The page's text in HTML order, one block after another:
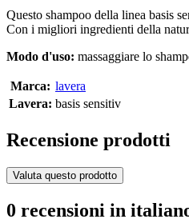
Questo shampoo della linea basis
Con i migliori ingredienti della
Modo d'uso: massaggiare lo
Marca: lavera
Lavera: basis sensitiv
Recensione prodotti
Valuta questo prodotto
0 recensioni in